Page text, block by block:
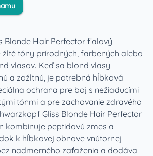
Blonde Hair Perfector fialový
tóny prírodných, farbených alebo
vlasov. Keď sa blond vlasy
a zožltnú, je potrebná hĺbková
ochrana pre boj s nežiaducími
tónmi a pre zachovanie zdravého
Gliss Blonde Hair Perfector
kombinuje peptidovú zmes a
k hĺbkovej obnove vnútornej
nadmerného zaťaženia a dodáva